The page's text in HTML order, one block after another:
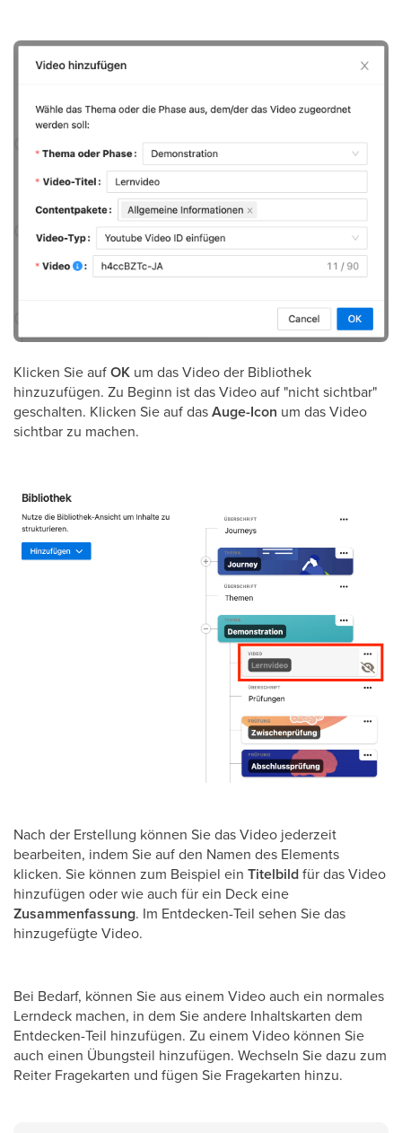
Klicken Sie aufOK um das Video der Bibliothek
hinzuzufügen. Zu Beginn ist das Video auf "nicht sichtbar"
geschalten. Klicken Sie auf dasAuge-Icon um das Video
sichtbar zu machen.
Nach der Erstellung können Sie das Video jederzeit
bearbeiten, indem Sie auf den Namen des Elements
klicken. Sie können zum Beispiel ein Titelbildfür das Video
hinzufügen oder wie auch für ein Deck eine
Zusammenfassung. Im Entdecken-Teil sehen Sie das
hinzugefügte Video.
Bei Bedarf, können Sie aus einem Video auch ein normales
Lerndeck machen, in dem Sie andere Inhaltskarten dem
Entdecken-Teil hinzufügen. Zu einem Video können Sie
auch einen Übungsteil hinzufügen. Wechseln Sie dazu zum
Reiter Fragekarten und fügen Sie Fragekarten hinzu.